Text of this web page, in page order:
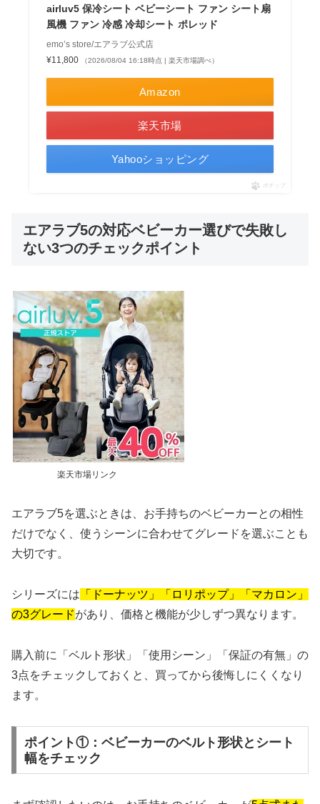
airluv5 保冷シート ベビーシート ファン シート扇
風機 ファン 冷感 冷却シート ポレッド
emo’s store/エアラブ公式店
¥11,800
（2026/08/04 16:18時点 | 楽天市場調べ）
Amazon
楽天市場
Yahooショッピング
ポチップ
エアラブ5の対応ベビーカー選びで失敗し
ない3つのチェックポイント
楽天市場リンク
エアラブ5を選ぶときは、お手持ちのベビーカーとの相性
だけでなく、使うシーンに合わせてグレードを選ぶことも
大切です。
シリーズには 「ドーナッツ」「ロリポップ」「マカロン」
の3グレードがあり、価格と機能が少しずつ異なります。
購入前に「ベルト形状」「使用シーン」「保証の有無」の
3点をチェックしておくと、買ってから後悔しにくくなり
ます。
ポイント①：ベビーカーのベルト形状とシート
幅をチェック